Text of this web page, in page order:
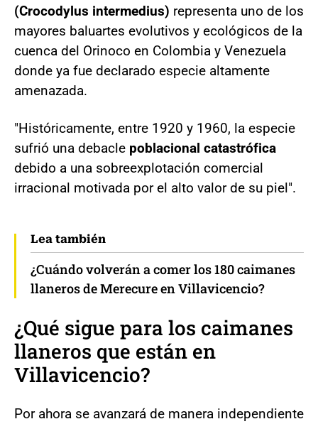
(Crocodylus intermedius) representa uno de los
mayores baluartes evolutivos y ecológicos de la
cuenca del Orinoco en Colombia y Venezuela
donde ya fue declarado especie altamente
amenazada.
"Históricamente, entre 1920 y 1960, la especie
sufrió una debacle poblacional catastrófica
debido a una sobreexplotación comercial
irracional motivada por el alto valor de su piel".
Lea también
¿Cuándo volverán a comer los 180 caimanes
llaneros de Merecure en Villavicencio?
¿Qué sigue para los caimanes
llaneros que están en
Villavicencio?
Por ahora se avanzará de manera independiente